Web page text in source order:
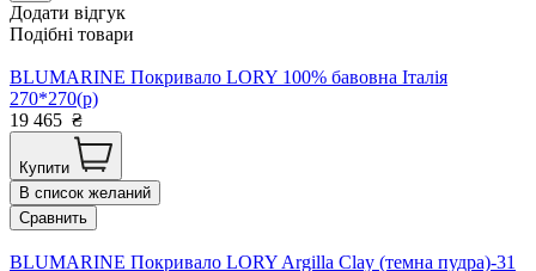
Додати відгук
Подібні товари
BLUMARINE Покривало LORY 100% бавовна Італія
270*270(р)
19 465 ₴
Купити
В список желаний
Сравнить
BLUMARINE Покривало LORY Argilla Clay (темна пудра)-31